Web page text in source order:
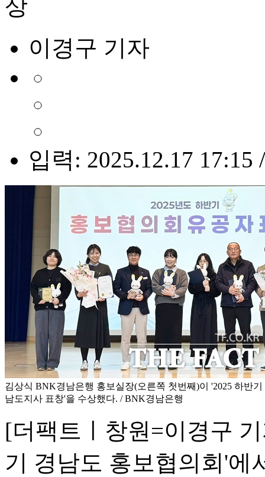
상
이경구 기자
입력: 2025.12.17 17:15
김상식 BNK경남은행 홍보실장(오른쪽 첫번째)이 '2025 하반
남도지사 표창'을 수상했다. / BNK경남은행
[더팩트ㅣ창원=이경구
기 경남도 홍보협의회'에